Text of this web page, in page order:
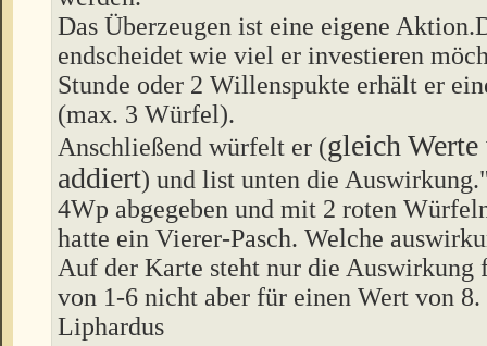
Das Überzeugen ist eine eigene
endscheidet wie viel er investieren
Stunde oder 2 Willenspukte erhält er
(max. 3 Würfel).
Anschließend würfelt er (gleich Werte
addiert) und list unten die
4Wp abgegeben und mit 2 roten
hatte ein Vierer-Pasch. Welche
Auf der Karte steht nur die Auswirkung
von 1-6 nicht aber für einen Wert von 8.
Liphardus